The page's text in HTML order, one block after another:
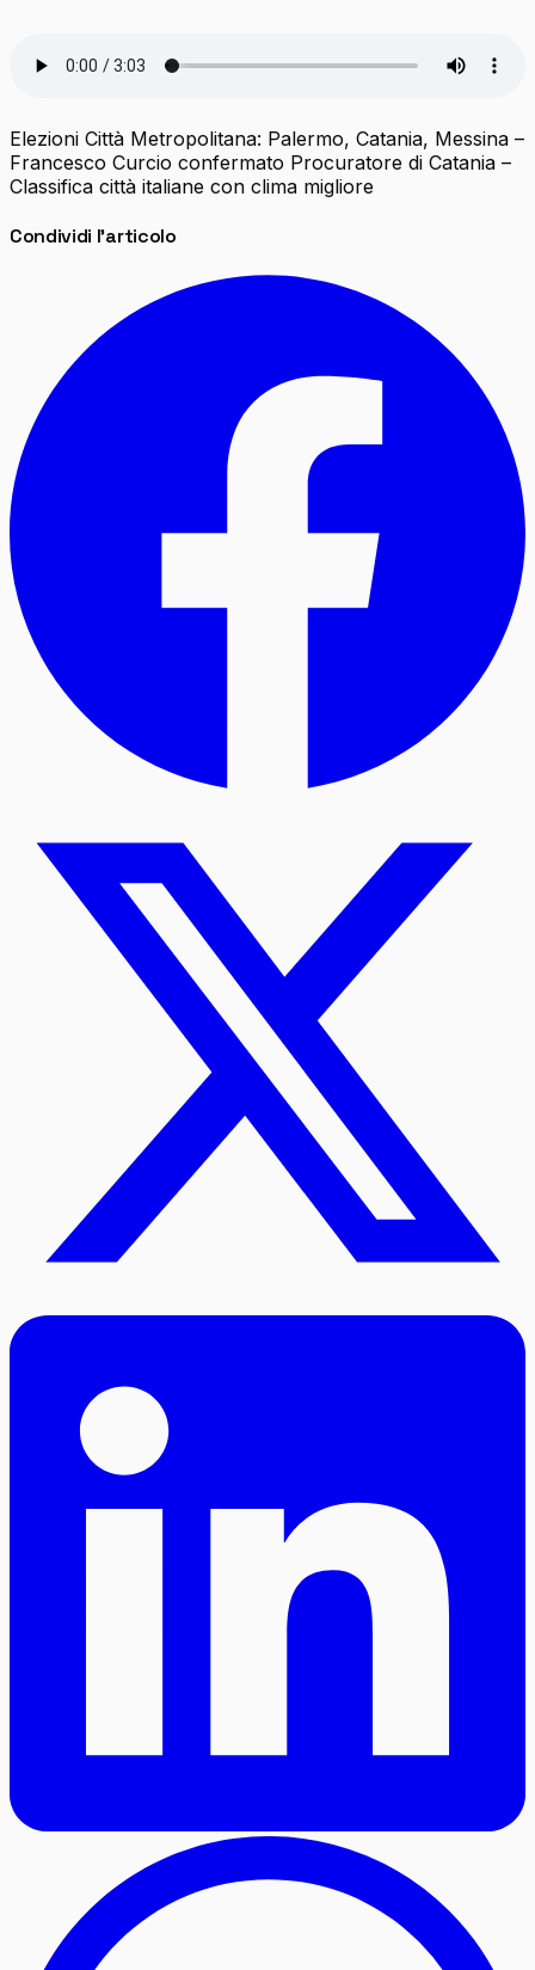
Elezioni Città Metropolitana: Palermo, Catania, Messina –
Francesco Curcio confermato Procuratore di Catania –
Classifica città italiane con clima migliore
Condividi l'articolo